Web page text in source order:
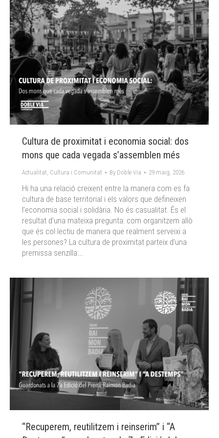
Cultura de proximitat i economia social: dos
mons que cada vegada s’assemblen més
Actualitat, Cultura i Comunitat By Doble Via 29 maig, 2026
Hi ha una relació creixent entre la manera com es fa
cultura de base territorial i els valors que defineixen
l’economia social i solidària. No és casualitat. És el
resultat d’una mateixa pregunta: com organitzem allò
que és col·lectiu de manera que realment serveixi a
les persones? La cultura de proximitat parteix d’una
premissa senzilla:…
“Recuperem, reutilitzem i reinserim” i “A